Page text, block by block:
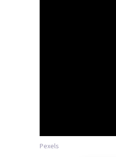
Pexels